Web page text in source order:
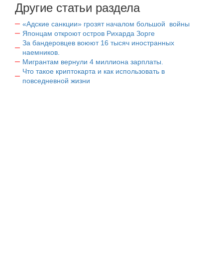
Другие статьи раздела
«Адские санкции» грозят началом большой войны
Японцам откроют остров Рихарда Зорге
За бандеровцев воюют 16 тысяч иностранных
наемников.
Мигрантам вернули 4 миллиона зарплаты.
Что такое криптокарта и как использовать в
повседневной жизни